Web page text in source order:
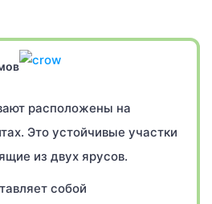
расположены на
Это устойчивые участки
из двух ярусов.
собой